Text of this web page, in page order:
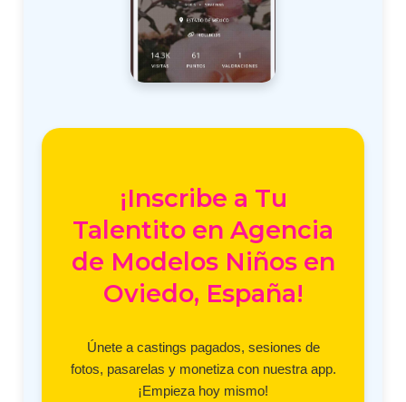
¡Inscribe a Tu
Talentito en Agencia
de Modelos Niños en
Oviedo, España!
Únete a castings pagados, sesiones de
fotos, pasarelas y monetiza con nuestra app.
¡Empieza hoy mismo!